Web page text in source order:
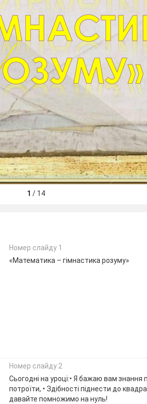
1 / 14
Номер слайду 1
«Математика – гімнастика розуму»
Номер слайду 2
Сьогодні на уроці:• Я бажаю вам знання
потроїти, • Здібності піднести до
давайте помножимо на нуль!